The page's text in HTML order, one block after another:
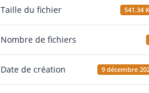
Taille du fichier 541.34
Nombre de fichiers
Date de création 9 décembre